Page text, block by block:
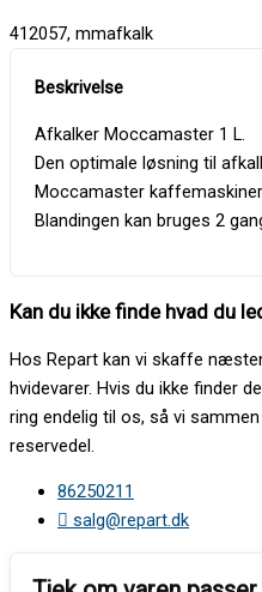
412057, mmafkalk
Afkalker Moccamaster 1 L.
Den optimale løsning til
Moccamaster
Blandingen kan bruges 2
Kan du ikke finde hvad du
Hos Repart kan vi skaffe
hvidevarer. Hvis du ikke finder
ring endelig til os, så vi
reservedel.
86250211
salg@repart.dk